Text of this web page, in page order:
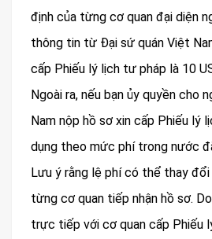
định của từng cơ quan đại diện
thông tin từ Đại sứ quán Việt
cấp Phiếu lý lịch tư pháp là 10
Ngoài ra, nếu bạn ủy quyền cho
Nam nộp hồ sơ xin cấp Phiếu lý
dụng theo mức phí trong nước
Lưu ý rằng lệ phí có thể thay
từng cơ quan tiếp nhận hồ sơ.
trực tiếp với cơ quan cấp Phiếu